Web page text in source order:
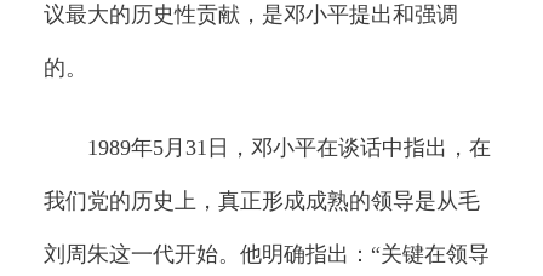
议最大的历史性贡献，是邓小平提出和强调
的。
1989年5月31日，邓小平在谈话中指出，在
我们党的历史上，真正形成成熟的领导是从毛
刘周朱这一代开始。他明确指出：“关键在领导